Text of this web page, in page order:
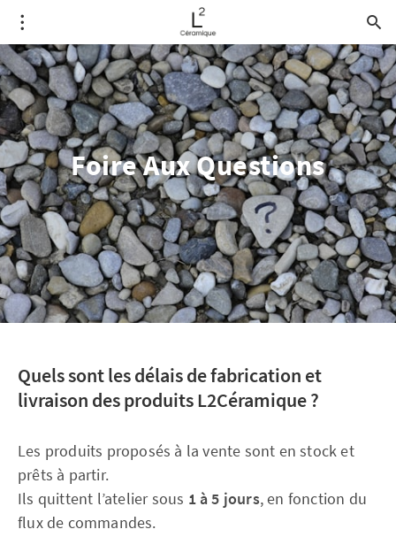
Foire Aux Questions
Quels sont les délais de fabrication et
livraison des produits L2Céramique ?
Les produits proposés à la vente sont en stock et
prêts à partir.
Ils quittent l’atelier sous 1 à 5 jours, en fonction du
flux de commandes.